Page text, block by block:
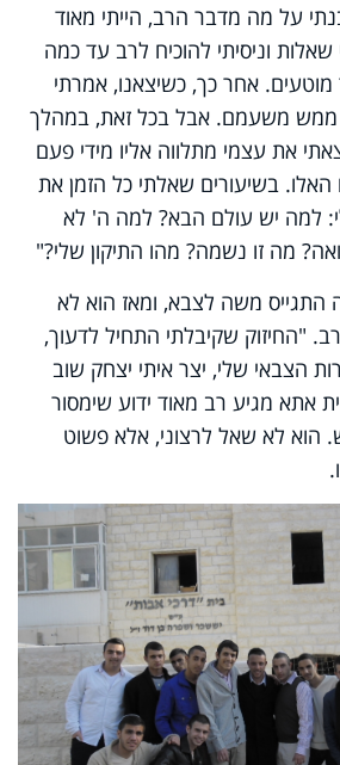
על מה מדבר הרב, הייתי מאוד
וניסיתי להוכיח לרב עד כמה
אחר כך, כשיצאנו, אמרתי
ממש משעמם. אבל בכל זאת, במהלך
את עצמי מתלווה אליו מידי פעם
בשיעורים שאלתי כל הזמן את
למה יש עולם הבא? למה ה' לא
מה זו נשמה? מהו התיקון שלי?"
התגייס משה לצבא, ומאז הוא לא
"החיזוק שקיבלתי התחיל לדעוך,
הצבאי שלי, יצר איתי יצחק שוב
אתא מגיע רב מאוד ידוע שימסור
לפני 700 איש. הוא לא שאל לרצוני, אלא פשוט